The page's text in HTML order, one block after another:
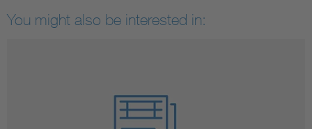
You might also be interested in: